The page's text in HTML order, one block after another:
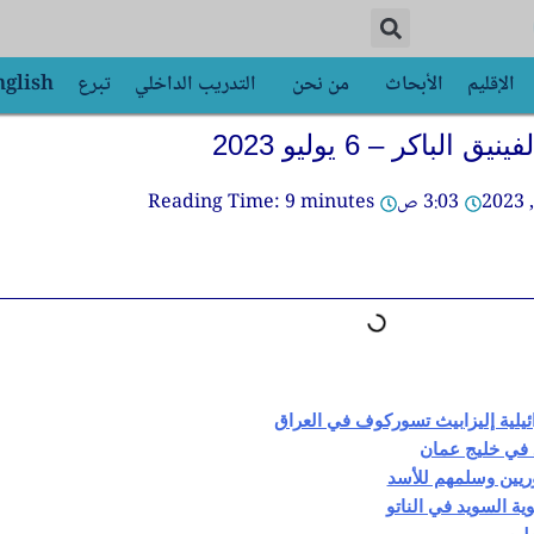
الإقليم الأبحاث من نحن التدريب الداخلي تبرع
الباكر – 6 يوليو 2023
3:03 ص Reading Time:9minutes
إليزابيث تسوركوف في العراق
في خليج عمان
وسلمهم للأسد
السويد في الناتو